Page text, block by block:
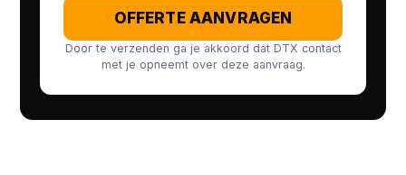
OFFERTE AANVRAGEN
Door te verzenden ga je akkoord dat DTX contact
met je opneemt over deze aanvraag.